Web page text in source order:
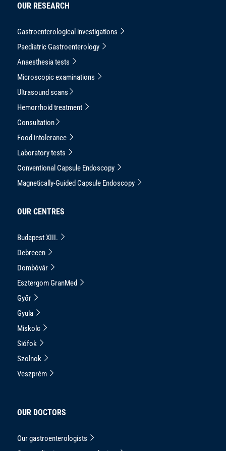
OUR RESEARCH
Gastroenterological investigations
Paediatric Gastroenterology
Anaesthesia tests
Microscopic examinations
Ultrasound scans
Hemorrhoid treatment
Consultation
Food intolerance
Laboratory tests
Conventional Capsule Endoscopy
Magnetically-Guided Capsule Endoscopy
OUR CENTRES
Budapest XIII.
Debrecen
Dombóvár
Esztergom GranMed
Győr
Gyula
Miskolc
Siófok
Szolnok
Veszprém
OUR DOCTORS
Our gastroenterologists